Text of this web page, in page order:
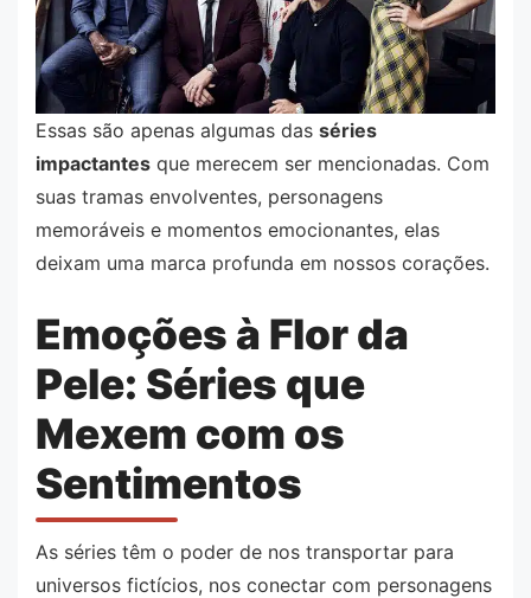
Essas são apenas algumas das séries
impactantes que merecem ser mencionadas. Com
suas tramas envolventes, personagens
memoráveis e momentos emocionantes, elas
deixam uma marca profunda em nossos corações.
Emoções à Flor da
Pele: Séries que
Mexem com os
Sentimentos
As séries têm o poder de nos transportar para
universos fictícios, nos conectar com personagens